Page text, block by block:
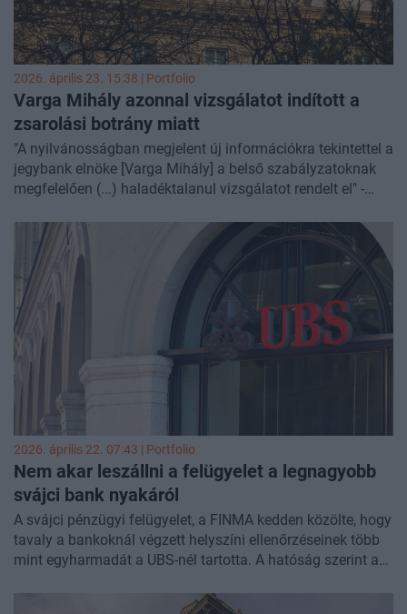
2026. április 23. 15:38 | Portfolio
Varga Mihály azonnal vizsgálatot indított a
zsarolási botrány miatt
"A nyilvánosságban megjelent új információkra tekintettel a
jegybank elnöke [Varga Mihály] a belső szabályzatoknak
megfelelően (...) haladéktalanul vizsgálatot rendelt el" -
Simor Andás, a jegybank korábbi elnöke az ATV-ben arról
beszélt, hogy zsarolás miatt kellett lemondania az Ersténél.
2026. április 22. 07:43 | Portfolio
Nem akar leszállni a felügyelet a legnagyobb
svájci bank nyakáról
A svájci pénzügyi felügyelet, a FINMA kedden közölte, hogy
tavaly a bankoknál végzett helyszíni ellenőrzéseinek több
mint egyharmadát a UBS-nél tartotta. A hatóság szerint a
maradéktalanul az elvárásoknak - írja a Reuters.